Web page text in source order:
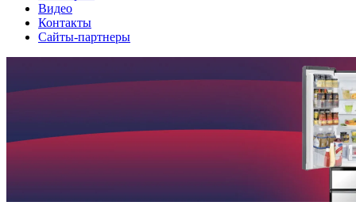
Видео
Контакты
Сайты-партнеры